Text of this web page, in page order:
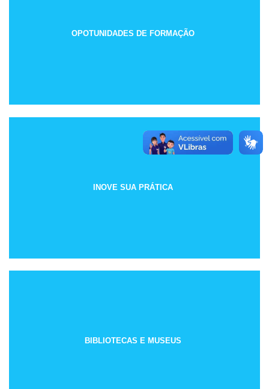
OPOTUNIDADES DE FORMAÇÃO
INOVE SUA PRÁTICA
BIBLIOTECAS E MUSEUS